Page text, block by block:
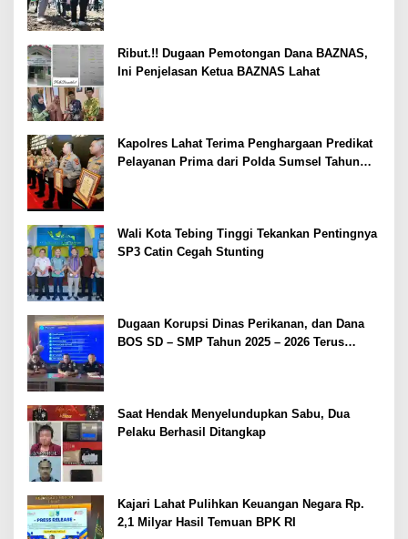
Ribut.!! Dugaan Pemotongan Dana BAZNAS,
Ini Penjelasan Ketua BAZNAS Lahat
Kapolres Lahat Terima Penghargaan Predikat
Pelayanan Prima dari Polda Sumsel Tahun
Wali Kota Tebing Tinggi Tekankan Pentingnya
SP3 Catin Cegah Stunting
Dugaan Korupsi Dinas Perikanan, dan Dana
BOS SD – SMP Tahun 2025 – 2026 Terus
Saat Hendak Menyelundupkan Sabu, Dua
Pelaku Berhasil Ditangkap
Kajari Lahat Pulihkan Keuangan Negara Rp.
2,1 Milyar Hasil Temuan BPK RI